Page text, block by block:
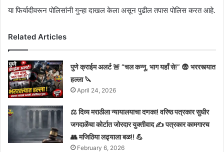
या फिर्यादीवरून पोलिसांनी गुन्हा दाखल केला असून पुढील तपास पोलिस करत आहे.
Related Articles
पुणे क्राईम अलर्ट 🚨 “चल कन्नू, भाग यहाँ से!” 😨 भररस्त्यात
हल्ला 🔪
April 24, 2026
⚖️ दिव्य मराठीला न्यायालयाचा दणका! वरिष्ठ पत्रकार सुधीर
जगदाळेंचा कोर्टात जोरदार युक्तीवाद ✍️ पत्रकार कामगारच
👥 मजिठिया लढ्याला बळ!! 💪
February 6, 2026